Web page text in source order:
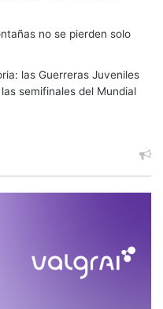
no se pierden solo
las Guerreras Juveniles
semifinales del Mundial